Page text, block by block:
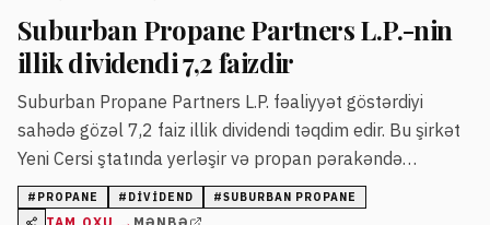
Suburban Propane Partners L.P.-nin
illik dividendi 7,2 faizdir
Suburban Propane Partners L.P. fəaliyyət göstərdiyi
sahədə gözəl 7,2 faiz illik dividendi təqdim edir. Bu şirkət
Yeni Cersi ştatında yerləşir və propan pərakəndə
satışında uzunmüddətli təcrübəyə malikdir.
# PROPANE # DIVIDEND #SUBURBAN PROPANE
TAM OXU → MƏNBƏ